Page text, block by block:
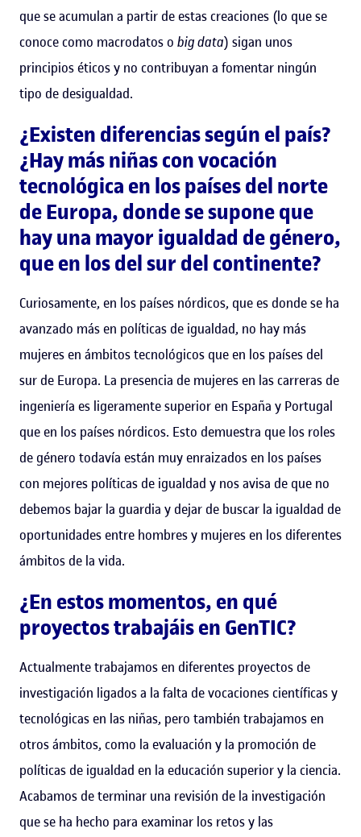
que se acumulan a partir de estas creaciones (lo que se
conoce como macrodatos o big data) sigan unos
principios éticos y no contribuyan a fomentar ningún
tipo de desigualdad.
¿Existen diferencias según el país?
¿Hay más niñas con vocación
tecnológica en los países del norte
de Europa, donde se supone que
hay una mayor igualdad de género,
que en los del sur del continente?
Curiosamente, en los países nórdicos, que es donde se ha
avanzado más en políticas de igualdad, no hay más
mujeres en ámbitos tecnológicos que en los países del
sur de Europa. La presencia de mujeres en las carreras de
ingeniería es ligeramente superior en España y Portugal
que en los países nórdicos. Esto demuestra que los roles
de género todavía están muy enraizados en los países
con mejores políticas de igualdad y nos avisa de que no
debemos bajar la guardia y dejar de buscar la igualdad de
oportunidades entre hombres y mujeres en los diferentes
ámbitos de la vida.
¿En estos momentos, en qué
proyectos trabajáis en GenTIC?
Actualmente trabajamos en diferentes proyectos de
investigación ligados a la falta de vocaciones científicas y
tecnológicas en las niñas, pero también trabajamos en
otros ámbitos, como la evaluación y la promoción de
políticas de igualdad en la educación superior y la ciencia.
Acabamos de terminar una revisión de la investigación
que se ha hecho para examinar los retos y las